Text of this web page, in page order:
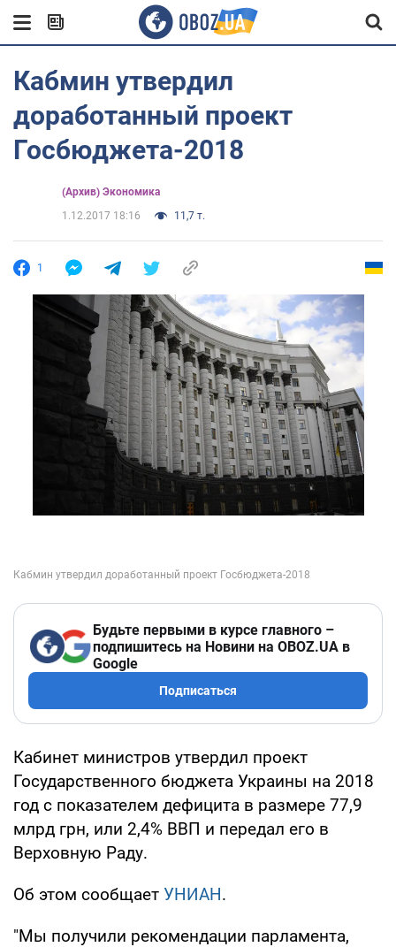
Кабмин утвердил
доработанный проект
Госбюджета-2018
(Архив) Экономика
1.12.2017 18:16
11,7 т.
1
Будьте первыми в курсе главного –
подпишитесь на Новини на OBOZ.UA в
Google
Подписаться
Кабинет министров утвердил проект
Государственного бюджета Украины на 2018
год с показателем дефицита в размере 77,9
млрд грн, или 2,4% ВВП и передал его в
Верховную Раду.
Об этом сообщает УНИАН.
"Мы получили рекомендации парламента,